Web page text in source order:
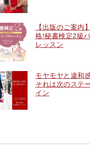
【出版のご案内
格!秘書検定2級
レッスン
モヤモヤと違和
それは次のステ
イン